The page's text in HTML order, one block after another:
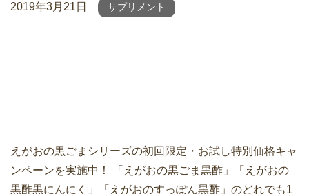
2019年3月21日 サプリメント
えがおの黒ごまシリーズの初回限定・お試し特別価格キャ
ンペーンを実施中！ 「えがおの黒ごま黒酢」「えがおの
黒酢黒にんにく」「えがおのすっぽん黒酢」のどれでも1